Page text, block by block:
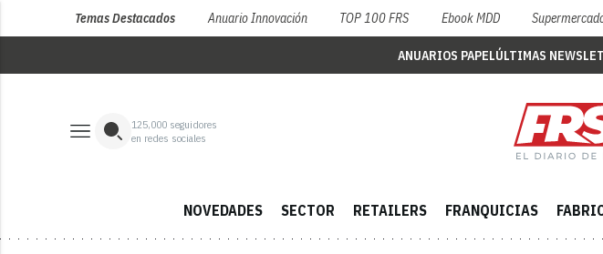
Temas Destacados Anuario Innovación TOP 100 FRS Ebook MDD
ANUARIOS PAPELÚLTIMAS
125,000 seguidores
en redes sociales
NOVEDADES SECTOR RETAILERS FRANQUICIAS